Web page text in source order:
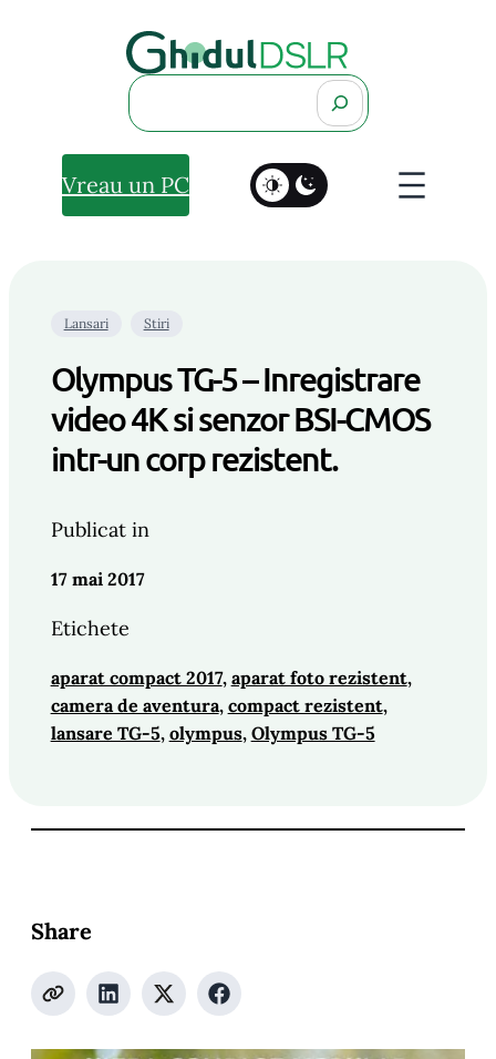
Search
Vreau un PC
Lansari Stiri
Olympus TG-5 – Inregistrare
video 4K si senzor BSI-CMOS
intr-un corp rezistent.
Publicat in
17 mai 2017
Etichete
aparat compact 2017, aparat foto rezistent ,
camera de aventura, compact rezistent ,
lansare TG-5, olympus, Olympus TG-5
Share